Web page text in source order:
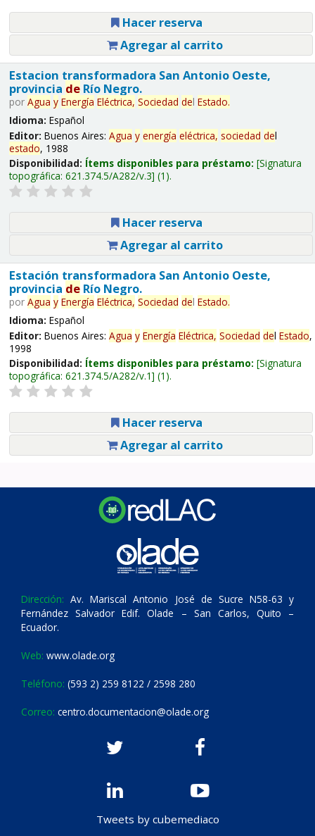
Hacer reserva
Agregar al carrito
Estacion transformadora San Antonio Oeste,
provincia deRío Negro.
por Agua y Energía Eléctrica, Sociedad del Estado.
Idioma: Español
Editor: Buenos Aires: Agua y energía eléctrica, sociedad del
estado, 1988
Disponibilidad: Ítems disponibles para préstamo: Signatura
topográfica: 621.374.5/A282/v.3 (1).
Hacer reserva
Agregar al carrito
Estación transformadora San Antonio Oeste,
provincia deRío Negro.
por Agua y Energía Eléctrica, Sociedad del Estado.
Idioma: Español
Editor: Buenos Aires: Agua y Energía Eléctrica, Sociedad del Estado,
1998
Disponibilidad: Ítems disponibles para préstamo: Signatura
topográfica: 621.374.5/A282/v.1 (1).
Hacer reserva
Agregar al carrito
Dirección: Av. Mariscal Antonio José de Sucre N58-63 y
Fernández Salvador Edif. Olade – San Carlos, Quito –
Ecuador.
Web: www.olade.org
Teléfono: (593 2) 259 8122 / 2598 280
Correo: centro.documentacion@olade.org
Tweets by cubemediaco